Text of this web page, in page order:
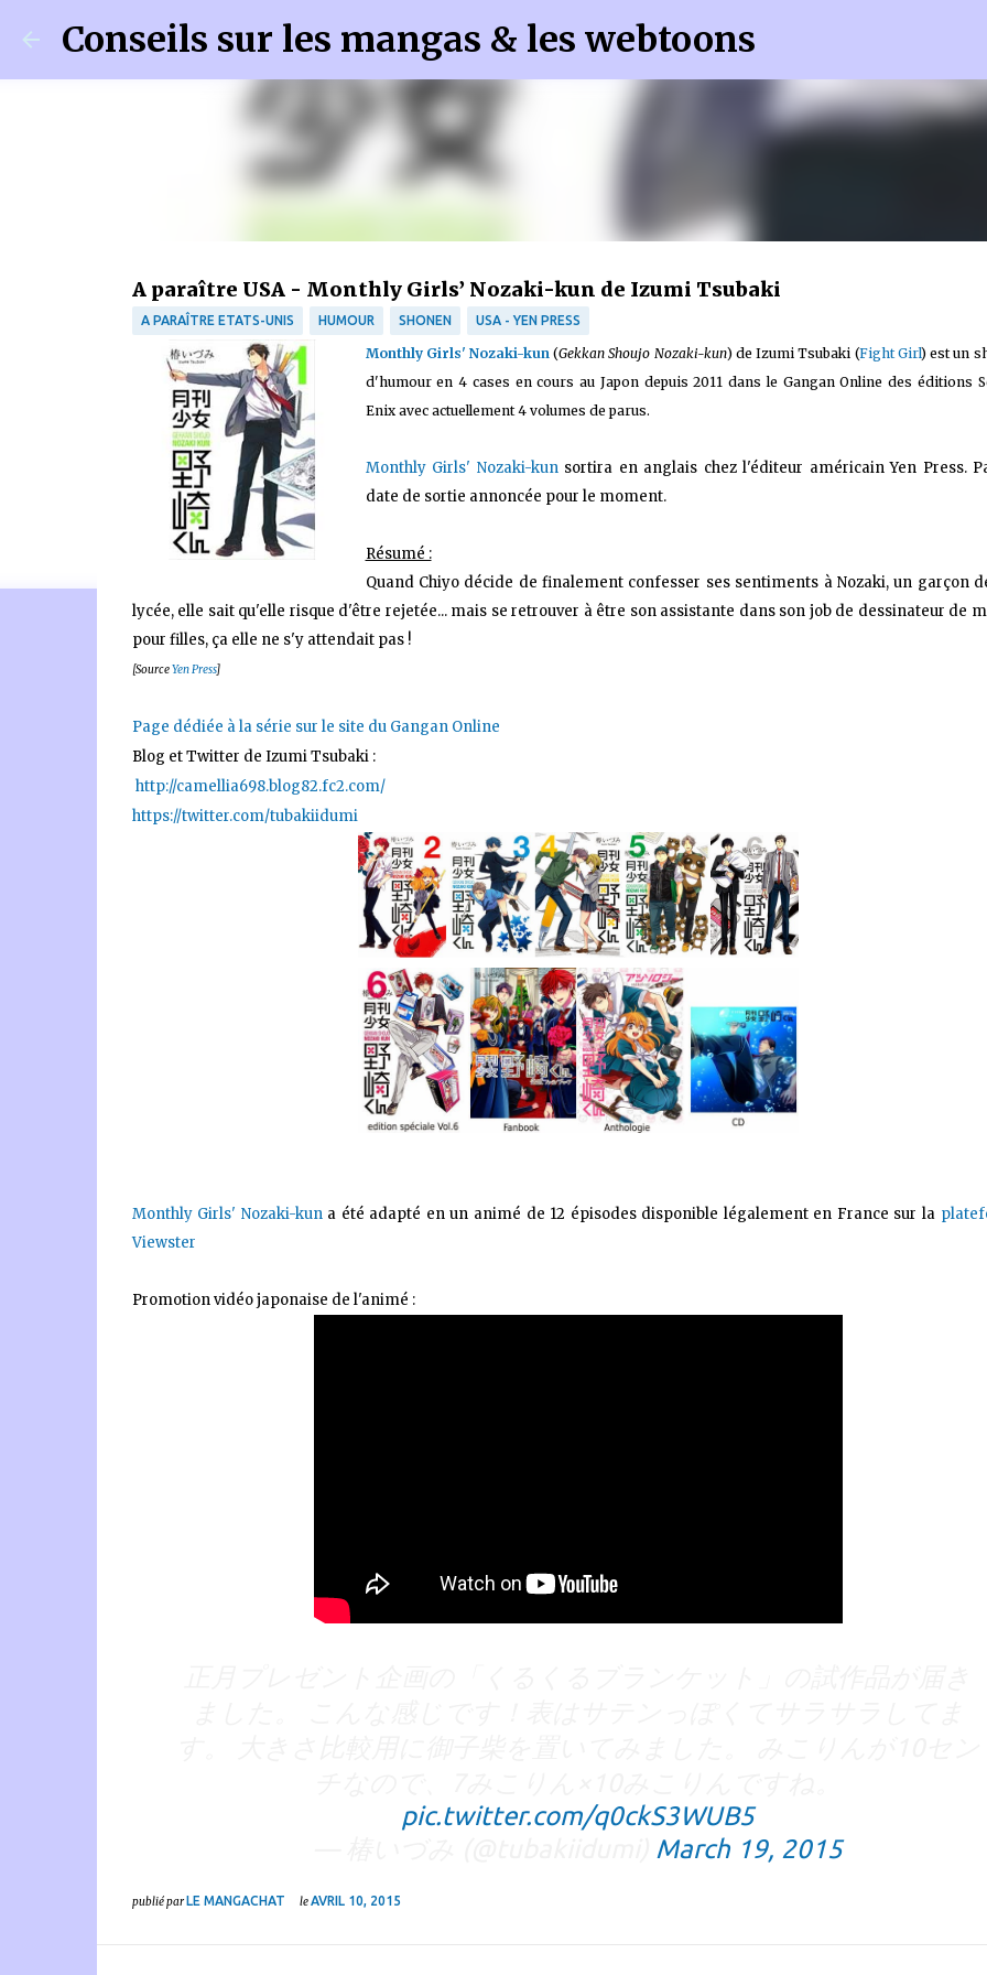
Accéder au contenu principal
Conseils sur les mangas & les webtoons
🐈‍⬛ En tant que Partenaire Amazon, je réalise un bénéfice sur les achats remplissant les conditions requises quand vous achetez sur
A paraître USA - Monthly Girls’ Nozaki-kun de Izumi Tsubaki
A PARAÎTRE ETATS-UNIS HUMOUR SHONEN USA - YEN PRESS
Monthly Girls' Nozaki-kun(Gekkan Shoujo Nozaki-kun) de Izumi Tsubaki (Fight Girl) est un
d'humour en 4 cases en cours au Japon depuis 2011 dans le Gangan Online des éditions
Enix avec actuellement 4 volumes de parus.
Monthly Girls' Nozaki-kunsortira en anglais chez l'éditeur américain Yen Press.
date de sortie annoncée pour le moment.
Résumé :
Quand Chiyo décide de finalement confesser ses sentiments à Nozaki, un garçon
lycée, elle sait qu'elle risque d'être rejetée... mais se retrouver à être son assistante dans son job de dessinateur de
pour filles, ça elle ne s'y attendait pas !
[SourceYen Press]
Page dédiée à la série sur le site du Gangan Online
Blog et Twitter de Izumi Tsubaki :
http://camellia698.blog82.fc2.com/
https://twitter.com/tubakiidumi
Monthly Girls' Nozaki-kuna été adapté en un animé de 12 épisodes disponible légalement en France sur la
Viewster
Promotion vidéo japonaise de l'animé :
pic.twitter.com/q0ckS3WUB5
March 19, 2015
publié par LE MANGACHAT leAVRIL 10, 2015